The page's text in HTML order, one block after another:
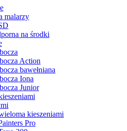
malarzy
na środki
Action
bawełniana
Iona
Junior
kieszeniami
Pro